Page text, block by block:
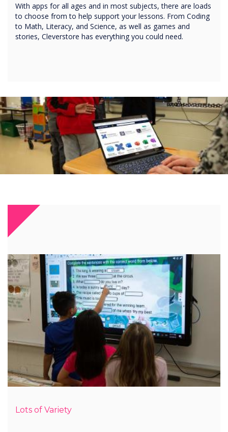
With apps for all ages and in most subjects, there are loads
to choose from to help support your lessons. From Coding
to Math, Literacy, and Science, as well as games and
stories, Cleverstore has everything you could need.
Lots of Variety